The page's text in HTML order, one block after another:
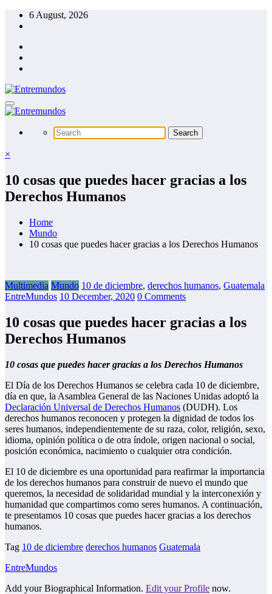
Skip
6 August, 2026
×
10 cosas que puedes hacer gracias a los
Derechos Humanos
Home
Mundo
10 cosas que puedes hacer gracias a los Derechos Humanos
Multimedia Mundo 10 de diciembre, derechos humanos, Guatemala
EntreMundos 10 December, 2020 0 Comments
10 cosas que puedes hacer gracias a los
Derechos Humanos
10 cosas que puedes hacer gracias a los Derechos Humanos
El Día de los Derechos Humanos se celebra cada 10 de diciembre,
día en que, la Asamblea General de las Naciones Unidas adoptó la
Declaración Universal de Derechos Humanos (DUDH). Los
derechos humanos reconocen y protegen la dignidad de todos los
seres humanos, independientemente de su raza, color, religión, sexo,
idioma, opinión política o de otra índole, origen nacional o social,
posición económica, nacimiento o cualquier otra condición.
El 10 de diciembre es una oportunidad para reafirmar la importancia
de los derechos humanos para construir de nuevo el mundo que
queremos, la necesidad de solidaridad mundial y la interconexión y
humanidad que compartimos como seres humanos. A continuación,
te presentamos 10 cosas que puedes hacer gracias a los derechos
humanos.
Tag 10 de diciembre derechos humanos Guatemala
EntreMundos
Add your Biographical Information. Edit your Profile now.